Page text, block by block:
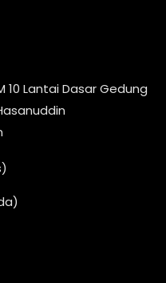
10 Lantai Dasar Gedung